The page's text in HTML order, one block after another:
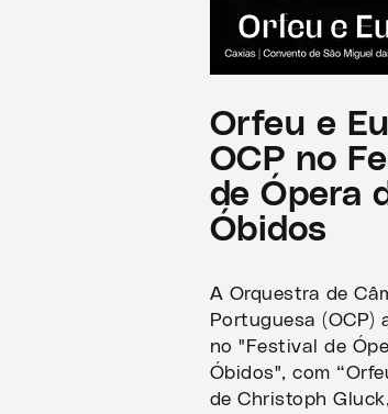
Orfeu e
OCP no
de Ópera
Óbidos
A Orquestra de
Portuguesa (OCP)
no "Festival de
Óbidos", com
de Christoph